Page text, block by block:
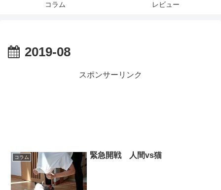
コラム レビュー
2019-08
スポンサーリンク
コラム 緊急開戦 人間vs猫